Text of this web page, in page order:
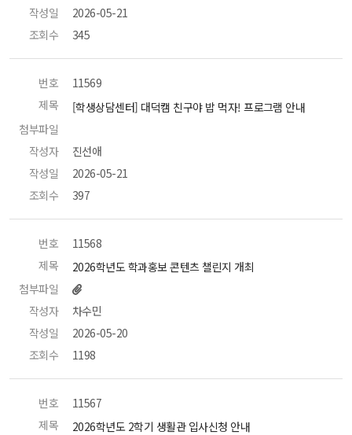
작성일
2026-05-21
조회수
345
번호
11569
제목
[학생상담센터] 대덕캠 친구야 밥 먹자! 프로그램 안내
첨부파일
작성자
진선애
작성일
2026-05-21
조회수
397
번호
11568
제목
2026학년도 학과홍보 콘텐츠 챌린지 개최
첨부파일
작성자
차수민
작성일
2026-05-20
조회수
1198
번호
11567
제목
2026학년도 2학기 생활관 입사신청 안내